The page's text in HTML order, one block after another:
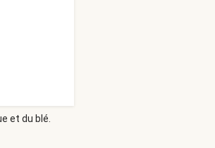
et du blé.